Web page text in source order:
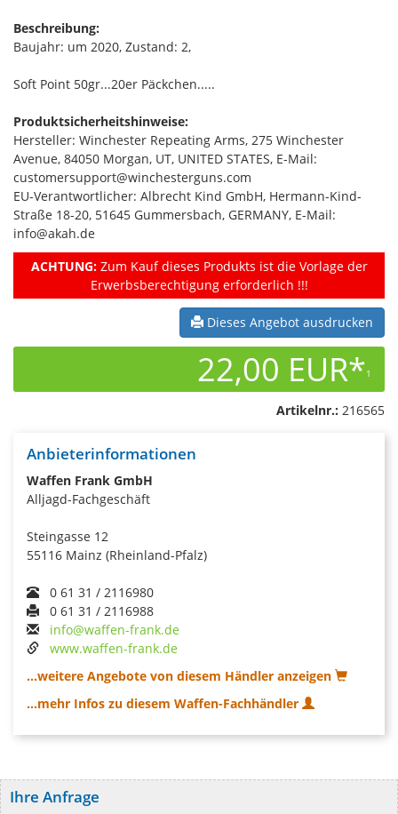
Beschreibung:
Baujahr: um 2020, Zustand: 2,
Soft Point 50gr...20er Päckchen.....
Produktsicherheitshinweise:
Hersteller: Winchester Repeating Arms, 275 Winchester
Avenue, 84050 Morgan, UT, UNITED STATES, E-Mail:
customersupport@winchesterguns.com
EU-Verantwortlicher: Albrecht Kind GmbH, Hermann-Kind-
Straße 18-20, 51645 Gummersbach, GERMANY, E-Mail:
info@akah.de
ACHTUNG:Zum Kauf dieses Produkts ist die Vorlage der
Erwerbsberechtigung erforderlich !!!
Dieses Angebot ausdrucken
22,00 EUR*1
Artikelnr.: 216565
Anbieterinformationen
Waffen Frank GmbH
Alljagd-Fachgeschäft
Steingasse 12
55116 Mainz (Rheinland-Pfalz)
0 61 31 / 2116980
0 61 31 / 2116988
info@waffen-frank.de
www.waffen-frank.de
...weitere Angebote von diesem Händler anzeigen
...mehr Infos zu diesem Waffen-Fachhändler
Ihre Anfrage